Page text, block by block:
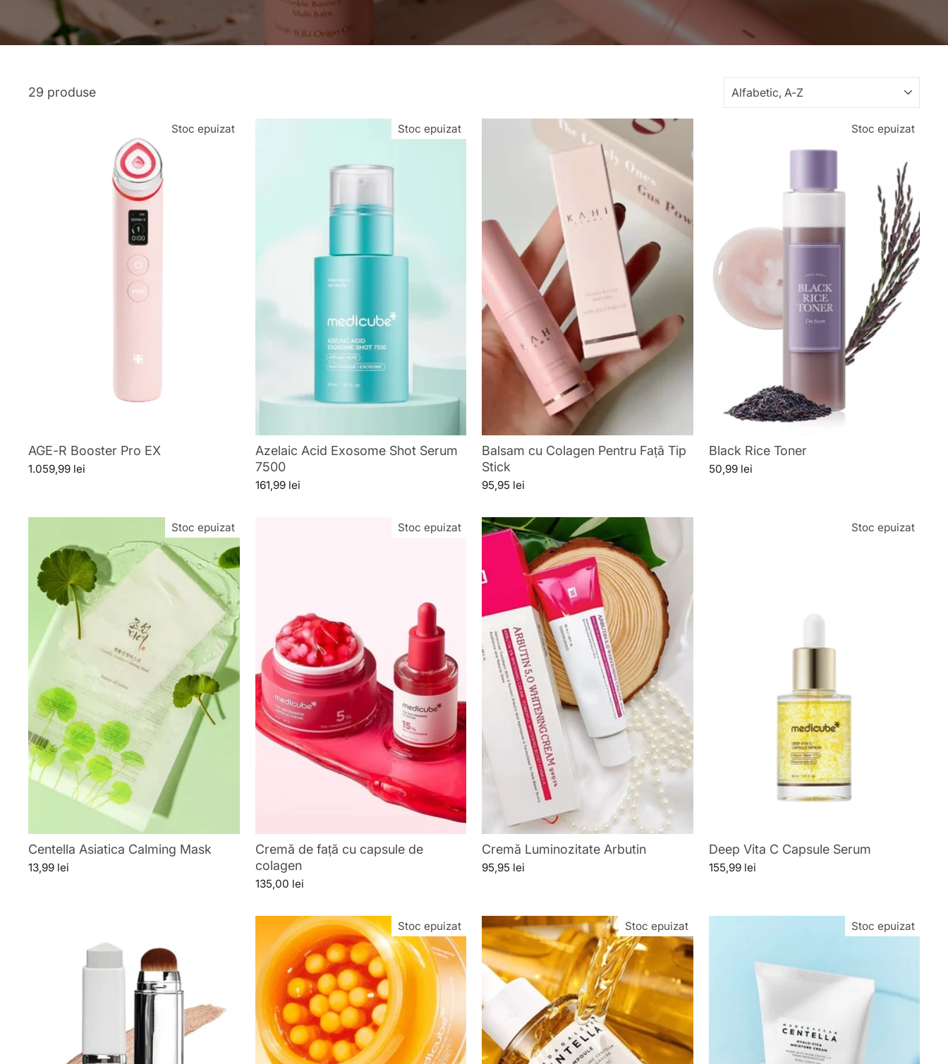
29 produse
MISSING:
Stoc epuizat
AGE-R Booster Pro EX
1.059,99 lei
Stoc epuizat
Azelaic Acid Exosome Shot Serum
7500
161,99 lei
Balsam cu Colagen Pentru Față Tip
Stick
95,95 lei
Stoc epuizat
Black Rice Toner
50,99 lei
Stoc epuizat
Centella Asiatica Calming Mask
13,99 lei
Stoc epuizat
Cremă de față cu capsule de
colagen
135,00 lei
Cremă Luminozitate Arbutin
95,95 lei
Stoc epuizat
Deep Vita C Capsule Serum
155,99 lei
Stoc epuizat Stoc epuizat Stoc epuizat